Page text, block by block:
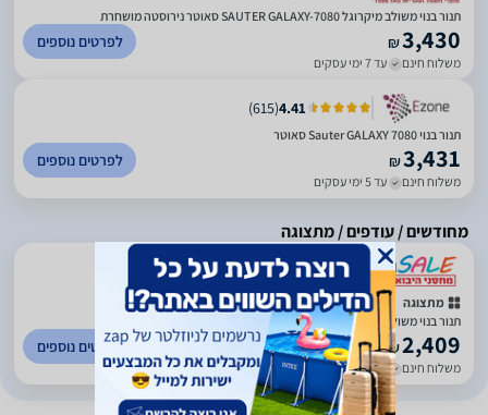
תנור בנוי משולב מיקרוגל SAUTER GALAXY-7080 סאוטר נירוסטה מושחרת
₪3,430
משלוח חינם עד 7 ימי עסקים
לפרטים נוספים
4.41
(
615
)
תנור בנוי Sauter GALAXY 7080 סאוטר
₪3,431
משלוח חינם עד 5 ימי עסקים
לפרטים נוספים
מחודשים / עודפים / מתצוגה
5
(
253
)
מתצוגה
תנור בנוי משולב מיקרו Sauter GALAXY 7080IX סאוטר מתצוגה
₪2,409
משלוח חינם עד 7 ימי עסקים
לפרטים נוספים